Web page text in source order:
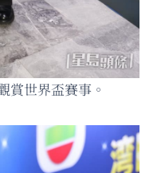
賞世界盃賽事。